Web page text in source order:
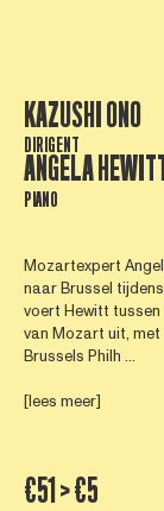
KAZUSHI ONO
DIRIGENT
ANGELA
PIANO
Mozartexpert
naar Brussel
voert Hewitt
van Mozart uit,
Brussels Philh ...
[lees meer]
€51 > €5